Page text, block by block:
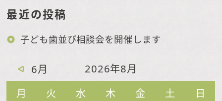
最近の投稿
子ども歯並び相談会を開催します
2026年8月
月
火 水 木 金 土 日
6月